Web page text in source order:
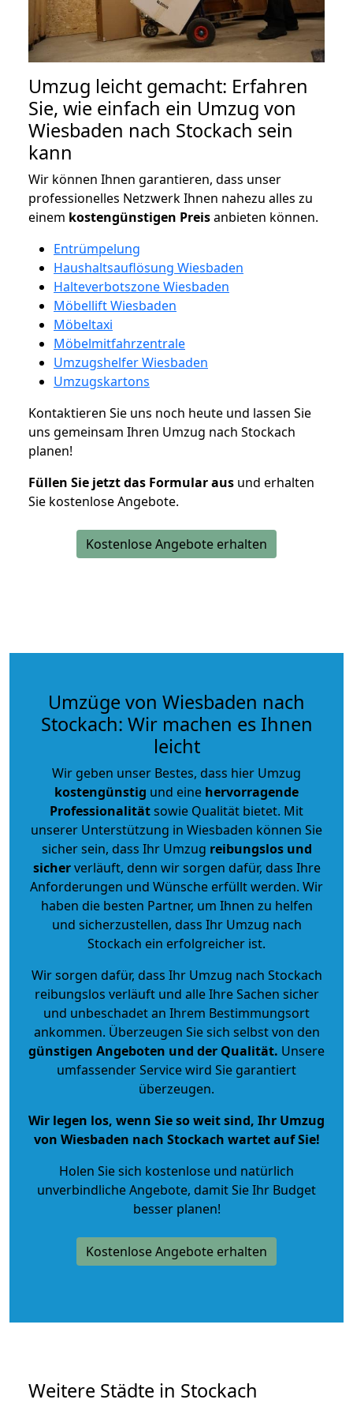
Umzug leicht gemacht: Erfahren
Sie, wie einfach ein Umzug von
Wiesbaden nach Stockach sein
kann
Wir können Ihnen garantieren, dass unser
professionelles Netzwerk Ihnen nahezu alles zu
einem kostengünstigen Preisanbieten können.
Entrümpelung
Haushaltsauflösung Wiesbaden
Halteverbotszone Wiesbaden
Möbellift Wiesbaden
Möbeltaxi
Möbelmitfahrzentrale
Umzugshelfer Wiesbaden
Umzugskartons
Kontaktieren Sie uns noch heute und lassen Sie
uns gemeinsam Ihren Umzug nach Stockach
planen!
Füllen Sie jetzt das Formular aus und erhalten
Sie kostenlose Angebote.
Kostenlose Angebote erhalten
Umzüge von Wiesbaden nach
Stockach: Wir machen es Ihnen
leicht
Wir geben unser Bestes, dass hier Umzug
kostengünstig und eine hervorragende
Professionalitätsowie Qualität bietet. Mit
unserer Unterstützung in Wiesbaden können Sie
sicher sein, dass Ihr Umzug reibungslos und
sicherverläuft, denn wir sorgen dafür, dass Ihre
Anforderungen und Wünsche erfüllt werden. Wir
haben die besten Partner, um Ihnen zu helfen
und sicherzustellen, dass Ihr Umzug nach
Stockach ein erfolgreicher ist.
Wir sorgen dafür, dass Ihr Umzug nach Stockach
reibungslos verläuft und alle Ihre Sachen sicher
und unbeschadet an Ihrem Bestimmungsort
ankommen. Überzeugen Sie sich selbst von den
günstigen Angeboten und der Qualität. Unsere
umfassender Service wird Sie garantiert
überzeugen.
Wir legen los, wenn Sie so weit sind, Ihr Umzug
von Wiesbaden nach Stockach wartet auf Sie!
Holen Sie sich kostenlose und natürlich
unverbindliche Angebote, damit Sie Ihr Budget
besser planen!
Kostenlose Angebote erhalten
Weitere Städte in Stockach